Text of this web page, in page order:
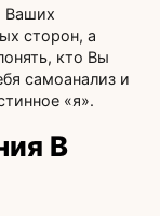
Ваших
сторон, а
кто Вы
самоанализ и
«я».
В